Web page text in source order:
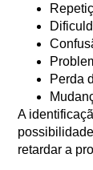
Perda
A
retardar a